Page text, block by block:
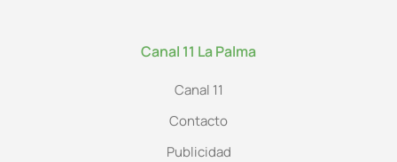
Canal 11 La Palma
Canal 11
Contacto
Publicidad